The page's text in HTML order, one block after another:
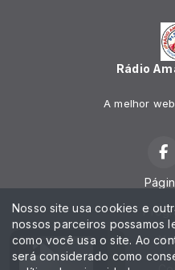
Rádio
A melhor
Nosso site usa cookies e
nossos parceiros possamos
como você usa o site. Ao
será considerado como